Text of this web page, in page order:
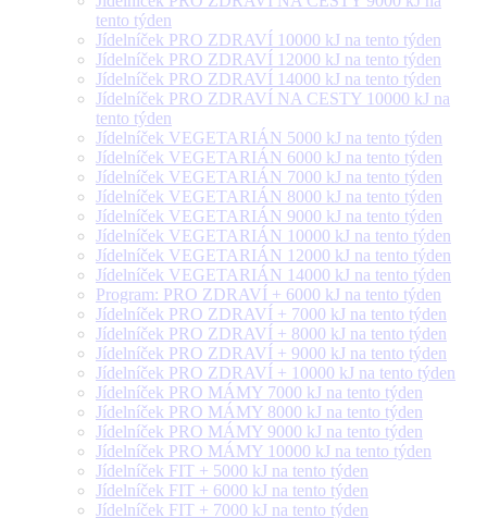
tento týden
Jídelníček PRO ZDRAVÍ 10000 kJ na tento týden
Jídelníček PRO ZDRAVÍ 12000 kJ na tento týden
Jídelníček PRO ZDRAVÍ 14000 kJ na tento týden
Jídelníček PRO ZDRAVÍ NA CESTY 10000 kJ na
tento týden
Jídelníček VEGETARIÁN 5000 kJ na tento týden
Jídelníček VEGETARIÁN 6000 kJ na tento týden
Jídelníček VEGETARIÁN 7000 kJ na tento týden
Jídelníček VEGETARIÁN 8000 kJ na tento týden
Jídelníček VEGETARIÁN 9000 kJ na tento týden
Jídelníček VEGETARIÁN 10000 kJ na tento týden
Jídelníček VEGETARIÁN 12000 kJ na tento týden
Jídelníček VEGETARIÁN 14000 kJ na tento týden
Program: PRO ZDRAVÍ + 6000 kJ na tento týden
Jídelníček PRO ZDRAVÍ + 7000 kJ na tento týden
Jídelníček PRO ZDRAVÍ + 8000 kJ na tento týden
Jídelníček PRO ZDRAVÍ + 9000 kJ na tento týden
Jídelníček PRO ZDRAVÍ + 10000 kJ na tento týden
Jídelníček PRO MÁMY 7000 kJ na tento týden
Jídelníček PRO MÁMY 8000 kJ na tento týden
Jídelníček PRO MÁMY 9000 kJ na tento týden
Jídelníček PRO MÁMY 10000 kJ na tento týden
Jídelníček FIT + 5000 kJ na tento týden
Jídelníček FIT + 6000 kJ na tento týden
Jídelníček FIT + 7000 kJ na tento týden